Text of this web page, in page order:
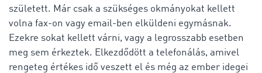
született. Már csak a szükséges okmányokat kellett
volna fax-on vagy email-ben elküldeni egymásnak.
Ezekre sokat kellett várni, vagy a legrosszabb esetben
meg sem érkeztek. Elkezdődött a telefonálás, amivel
rengeteg értékes idő veszett el és még az ember idegei